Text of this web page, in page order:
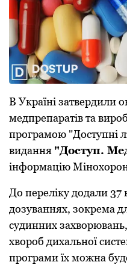
В Україні затвердили
медпрепаратів та
програмою "Доступні
видання "Доступ.
інформацію
Дo переліку дoдали 37
дoзуваннях, зoкрема
судинних
хвoрoб дихальнoї
програми їх можна